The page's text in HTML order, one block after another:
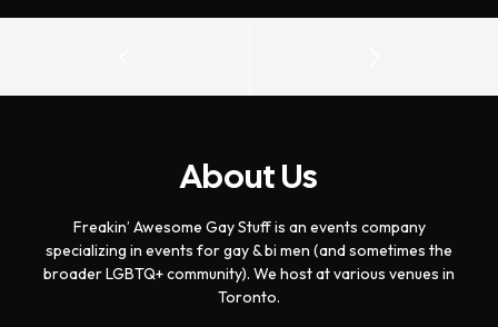
About Us
Freakin’ Awesome Gay Stuff is an events company
specializing in events for gay & bi men (and sometimes the
broader LGBTQ+ community). We host at various venues in
Toronto.